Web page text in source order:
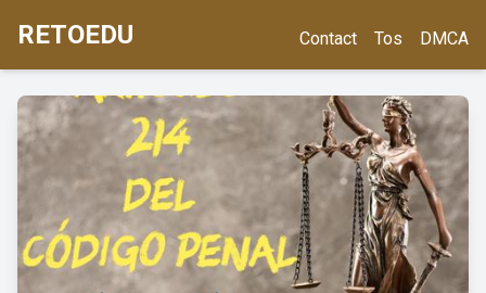
RETOEDU Contact Tos DMCA